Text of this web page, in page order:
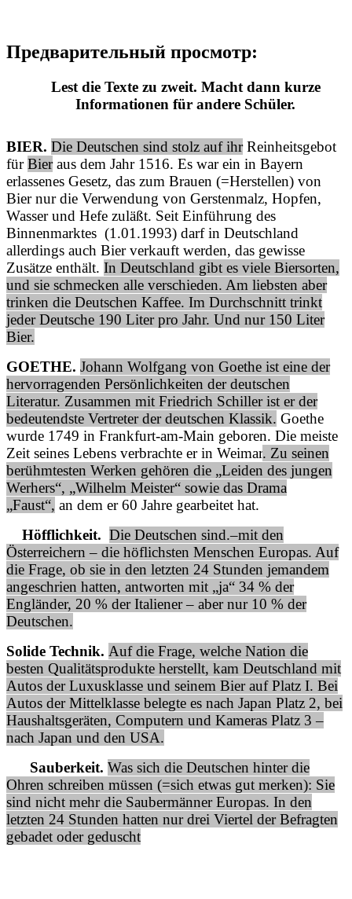
Предварительный просмотр:
Lest die Texte zu zweit. Macht dann kurze
Informationen für andere Schüler.
BIER. Die Deutschen sind stolz auf ihrReinheitsgebot
fürBieraus dem Jаhr 1516. Es war ein in Bayern
erlassenes Gesetz, das zum Brauen (=Herstellen) von
Bier nur die Verwendung von Gerstenmalz, Hopfen,
Wasser und Hefe zuläßt. Seit Einführung des
Binnenmarktes (1.01.1993) darf in Deutschland
allerdings auch Bier verkauft werden, das gewisse
Zusätze enthält. In Deutschland gibt es viele Biersorten,
und sie schmecken alle verschieden. Am liebsten aber
trinken die Deutschen Kaffee. Im Durchschnitt trinkt
jeder Deutsche 190 Liter pro Jahr. Und nur 150 Liter
Bier.
GOETHE. Johann Wolfgang von Goethe ist eine der
hervorragenden Persönlichkeiten der deutschen
Literatur. Zusammen mit Friedrich Schiller ist er der
bedeutendste Vertreter der deutschen Klassik. Goethe
wurde 1749 in Frankfurt-am-Main geboren. Die meiste
Zeit seines Lebens verbrachte er in Weimar. Zu seinen
berühmtesten Werken gehören die „Leiden des jungen
Werhers“, „Wilhelm Meister“ sowie das Drama
„Faust“, an dem er 60 Jahre gearbeitet hat.
Höfflichkeit. Die Deutschen sind.–mit den
Österreichern – die höflichsten Menschen Europas. Auf
die Frage, ob sie in den letzten 24 Stunden jemandem
angeschrien hatten, antworten mit „ja“ 34 % der
Engländer, 20 % der Italiener – aber nur 10 % der
Deutschen.
Solide Technik. Auf die Frage, welche Nation die
besten Qualitätsprodukte herstellt, kam Deutschland mit
Autos der Luxusklasse und seinem Bier auf Platz I. Bei
Autos der Mittelklasse belegte es nach Japan Platz 2, bei
Haushaltsgeräten, Computern und Kameras Platz 3 –
nach Japan und den USA.
Sauberkeit. Was sich die Deutschen hinter die
Ohren schreiben müssen (=sich etwas gut merken): Sie
sind nicht mehr die Saubermänner Europas. In den
letzten 24 Stunden hatten nur drei Viertel der Befragten
gebadet oder geduscht